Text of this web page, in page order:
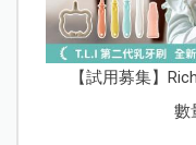
【試用募集】
數